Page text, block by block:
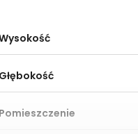
Głębokość
Pomieszczenie